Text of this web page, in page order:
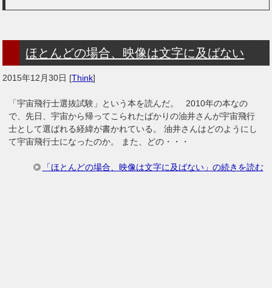
ほとんどの場合、映像は文字に及ばない
2015年12月30日 [Think]
「宇宙飛行士選抜試験」という本を読んだ。 2010年の本なの
で、先日、宇宙から帰ってこられたばかりの油井さんが宇宙飛行
士として選ばれる経緯が書かれている。 油井さんはどのようにし
て宇宙飛行士になったのか。 また、どの・・・
「ほとんどの場合、映像は文字に及ばない」の続きを読む